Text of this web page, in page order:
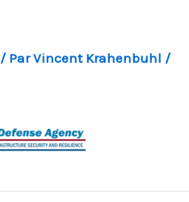
/ ParVincent Krahenbuhl /